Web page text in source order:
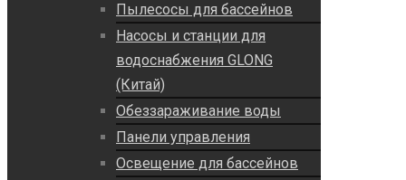
Пылесосы для бассейнов
Насосы и станции для
водоснабжения GLONG
(Китай)
Обеззараживание воды
Панели управления
Освещение для бассейнов